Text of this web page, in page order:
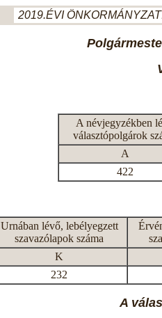
2019.ÉVI
A névjegyzékben
választópolgárok
A
422
Urnában lévő, lebélyegzett
szavazólapok száma
K
232
A